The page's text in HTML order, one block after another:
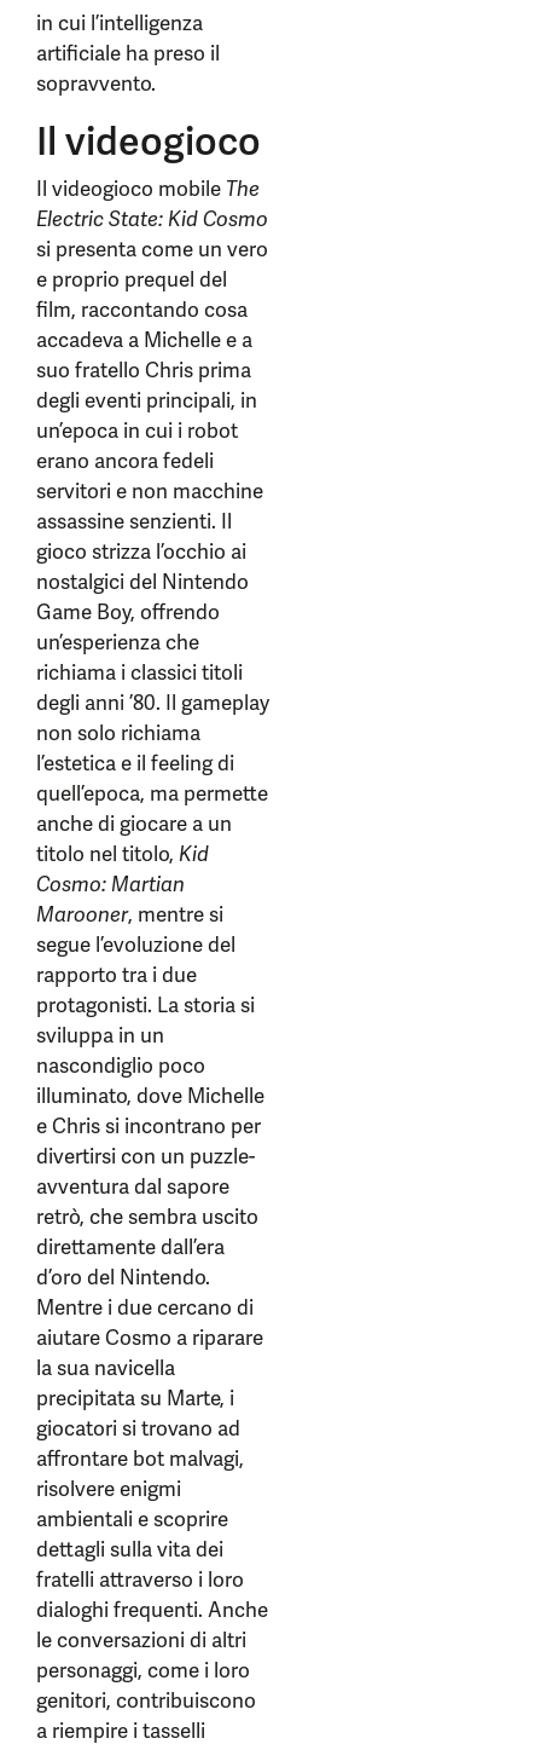
in cui l’intelligenza
artificiale ha preso il
sopravvento.
Il videogioco
Il videogioco mobile The
Electric State: Kid Cosmo
si presenta come un vero
e proprio prequel del
film, raccontando cosa
accadeva a Michelle e a
suo fratello Chris prima
degli eventi principali, in
un’epoca in cui i robot
erano ancora fedeli
servitori e non macchine
assassine senzienti. Il
gioco strizza l’occhio ai
nostalgici del Nintendo
Game Boy, offrendo
un’esperienza che
richiama i classici titoli
degli anni ’80. Il gameplay
non solo richiama
l’estetica e il feeling di
quell’epoca, ma permette
anche di giocare a un
titolo nel titolo, Kid
Cosmo: Martian
Marooner, mentre si
segue l’evoluzione del
rapporto tra i due
protagonisti. La storia si
sviluppa in un
nascondiglio poco
illuminato, dove Michelle
e Chris si incontrano per
divertirsi con un puzzle-
avventura dal sapore
retrò, che sembra uscito
direttamente dall’era
d’oro del Nintendo.
Mentre i due cercano di
aiutare Cosmo a riparare
la sua navicella
precipitata su Marte, i
giocatori si trovano ad
affrontare bot malvagi,
risolvere enigmi
ambientali e scoprire
dettagli sulla vita dei
fratelli attraverso i loro
dialoghi frequenti. Anche
le conversazioni di altri
personaggi, come i loro
genitori, contribuiscono
a riempire i tasselli